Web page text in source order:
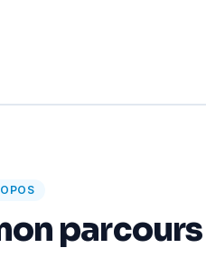
parcours